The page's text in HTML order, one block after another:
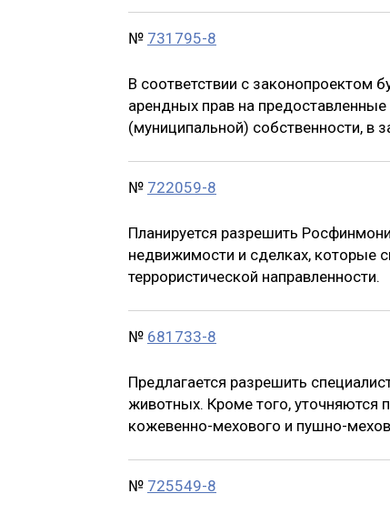
№ 731795-8
В соответствии с законопроектом
арендных прав на
(муниципальной) собственности, в
№ 722059-8
Планируется разрешить
недвижимости и сделках, которые
террористической направленности.
№ 681733-8
Предлагается разрешить
животных. Кроме того, уточняются
кожевенно-мехового и пушно-
№ 725549-8